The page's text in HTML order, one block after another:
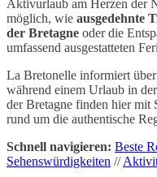
Aktivurlaub am Herzen der
möglich, wie ausgedehnte
der Bretagne oder die
umfassend ausgestatteten
La Bretonelle informiert
während einem Urlaub in
der Bretagne finden hier mit
rund um die authentische
Schnell navigieren: Beste
Sehenswürdigkeiten //